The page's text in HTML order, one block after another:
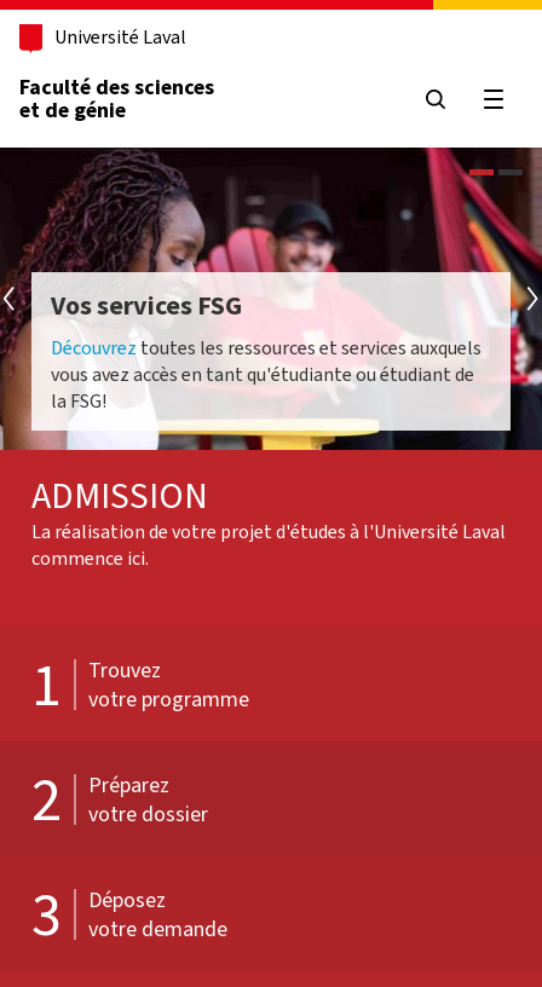
Aller au contenu principal
Université Laval
Faculté des sciences
et de génie
Vos services FSG
Découvrez toutes les ressources et services auxquels
vous avez accès en tant qu'étudiante ou étudiant de
la FSG!
ADMISSION
La réalisation de votre projet d'études à l'Université Laval
commence ici.
1
Trouvez
votre programme
2
Préparez
votre dossier
3
Déposez
votre demande